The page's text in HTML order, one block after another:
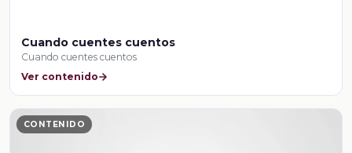
Cuando cuentes cuentos
Cuando cuentes cuentos
Ver contenido
CONTENIDO